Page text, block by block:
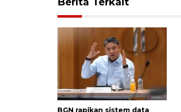
BGN rapikan sistem data